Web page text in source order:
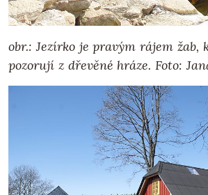
obr.: Jezírko je pravým rájem žab,
pozorují z dřevěné hráze. Foto: